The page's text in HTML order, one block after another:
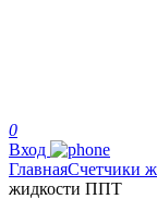
0
Вход
ГлавнаяСчетчики
жидкости ППТ